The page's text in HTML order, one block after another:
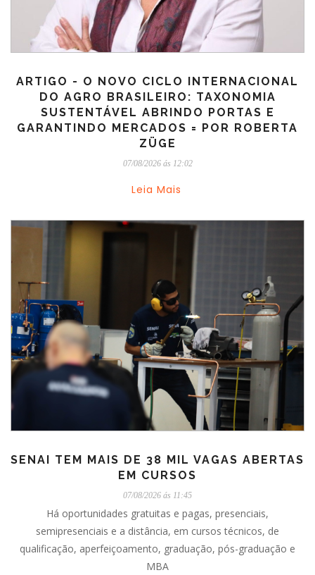
ARTIGO - O NOVO CICLO INTERNACIONAL
DO AGRO BRASILEIRO: TAXONOMIA
SUSTENTÁVEL ABRINDO PORTAS E
GARANTINDO MERCADOS = POR ROBERTA
ZÜGE
07/08/2026 ás 12:02
Leia Mais
SENAI TEM MAIS DE 38 MIL VAGAS ABERTAS
EM CURSOS
07/08/2026 ás 11:45
Há oportunidades gratuitas e pagas, presenciais,
semipresenciais e a distância, em cursos técnicos, de
qualificação, aperfeiçoamento, graduação, pós-graduação e
MBA